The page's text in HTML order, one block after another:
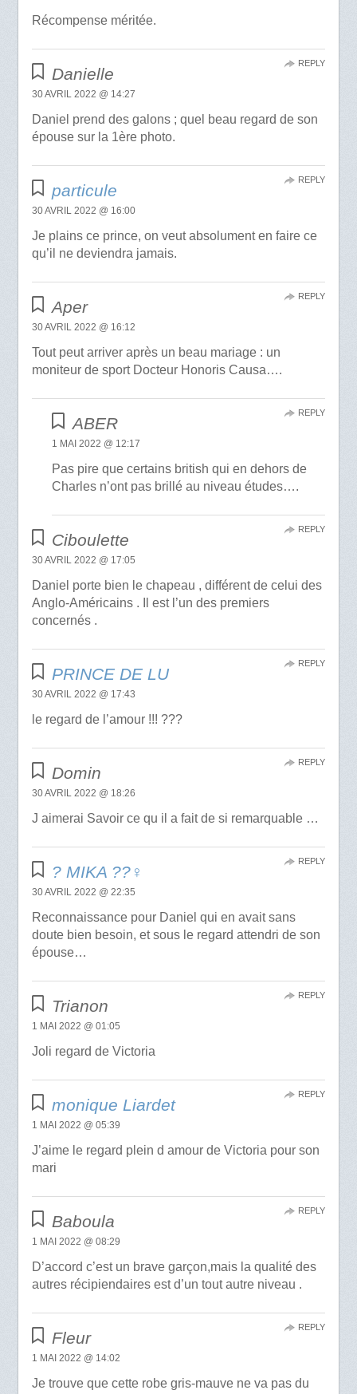
Récompense méritée.
Danielle
30 AVRIL 2022 @ 14:27
Daniel prend des galons ; quel beau regard de son
épouse sur la 1ère photo.
REPLY
particule
30 AVRIL 2022 @ 16:00
Je plains ce prince, on veut absolument en faire ce
qu’il ne deviendra jamais.
REPLY
Aper
30 AVRIL 2022 @ 16:12
Tout peut arriver après un beau mariage : un
moniteur de sport Docteur Honoris Causa….
REPLY
ABER
1 MAI 2022 @ 12:17
Pas pire que certains british qui en dehors de
Charles n’ont pas brillé au niveau études….
REPLY
Ciboulette
30 AVRIL 2022 @ 17:05
Daniel porte bien le chapeau , différent de celui des
Anglo-Américains . Il est l’un des premiers
concernés .
REPLY
PRINCE DE LU
30 AVRIL 2022 @ 17:43
le regard de l’amour !!! ???
REPLY
Domin
30 AVRIL 2022 @ 18:26
J aimerai Savoir ce qu il a fait de si remarquable …
REPLY
? MIKA ??‍♀️
30 AVRIL 2022 @ 22:35
Reconnaissance pour Daniel qui en avait sans
doute bien besoin, et sous le regard attendri de son
épouse…
REPLY
Trianon
1 MAI 2022 @ 01:05
Joli regard de Victoria
REPLY
monique Liardet
1 MAI 2022 @ 05:39
J’aime le regard plein d amour de Victoria pour son
mari
REPLY
Baboula
1 MAI 2022 @ 08:29
D’accord c’est un brave garçon,mais la qualité des
autres récipiendaires est d’un tout autre niveau .
REPLY
Fleur
1 MAI 2022 @ 14:02
Je trouve que cette robe gris-mauve ne va pas du
REPLY